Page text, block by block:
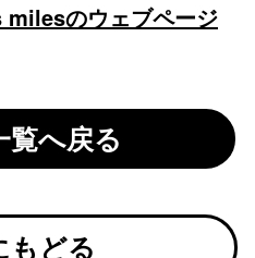
のウェブページ
覧へ戻る
もどる